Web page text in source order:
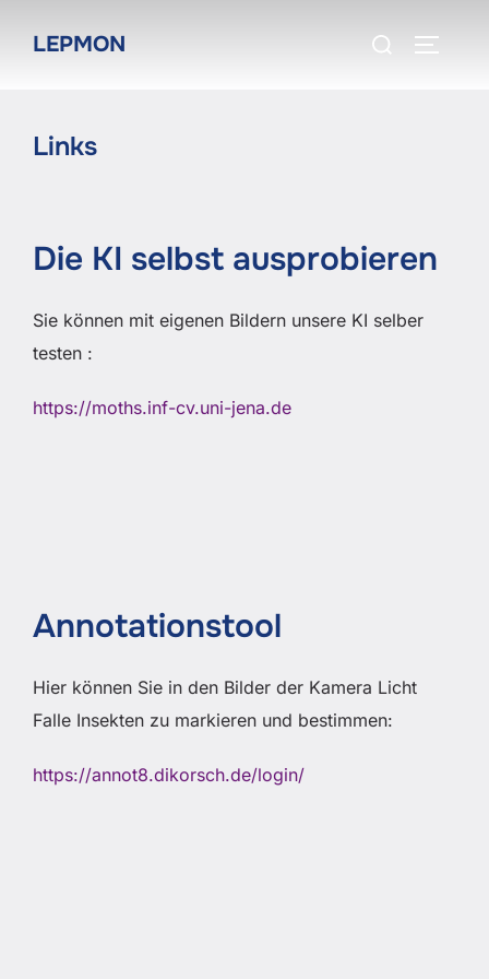
InhaltLEPMON
Suchen
Links
Die KI selbst ausprobieren
Sie können mit eigenen Bildern unsere KI selber
testen :
https://moths.inf-cv.uni-jena.de
Annotationstool
Hier können Sie in den Bilder der Kamera Licht
Falle Insekten zu markieren und bestimmen:
https://annot8.dikorsch.de/login/